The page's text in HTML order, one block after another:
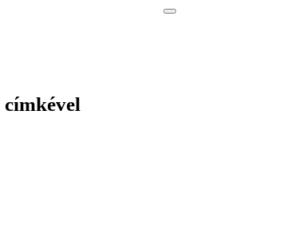
címkével